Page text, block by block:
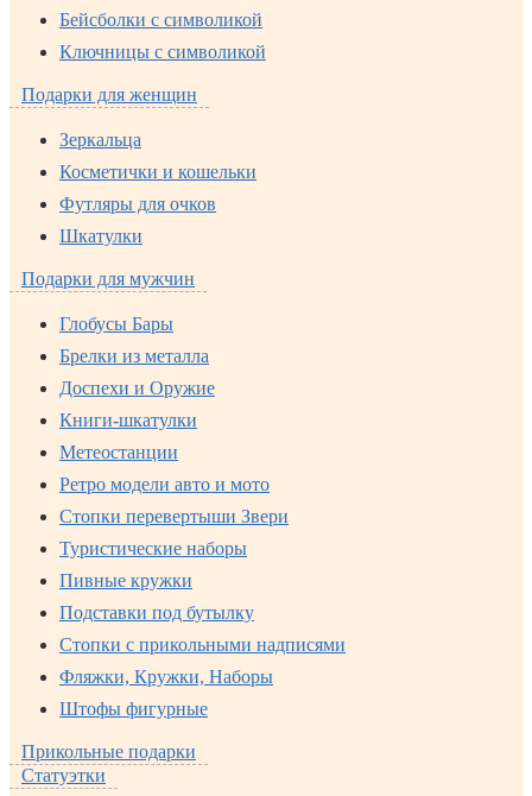
Бейсболки с символикой
Ключницы с символикой
Подарки для женщин
Зеркальца
Косметички и кошельки
Футляры для очков
Шкатулки
Подарки для мужчин
Глобусы Бары
Брелки из металла
Доспехи и Оружие
Книги-шкатулки
Метеостанции
Ретро модели авто и мото
Стопки перевертыши Звери
Туристические наборы
Пивные кружки
Подставки под бутылку
Стопки с прикольными надписями
Фляжки, Кружки, Наборы
Штофы фигурные
Прикольные подарки
Статуэтки